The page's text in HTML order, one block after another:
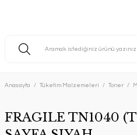
Anasayfa Tüketim Malzemeleri Toner
FRAGILE TN1040